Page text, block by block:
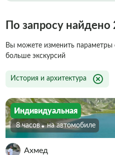
По запросу
Вы можете изменить параметры
больше экскурсий
История и архитектура
Индивидуальная
8 часов На автомобиле
Ахмед